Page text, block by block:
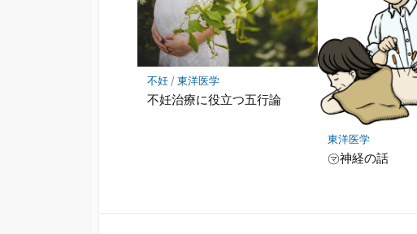
不妊/東洋医学
不妊治療に役立つ五行論
東洋医学
㋮神経の話